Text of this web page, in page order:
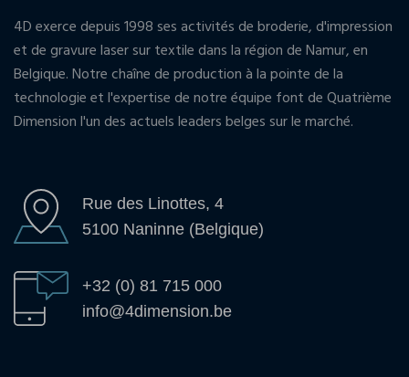
4D exerce depuis 1998 ses activités de broderie, d'impression
et de gravure laser sur textile dans la région de Namur, en
Belgique. Notre chaîne de production à la pointe de la
technologie et l'expertise de notre équipe font de Quatrième
Dimension l'un des actuels leaders belges sur le marché.
Rue des Linottes, 4
5100 Naninne (Belgique)
+32 (0) 81 715 000
info@4dimension.be